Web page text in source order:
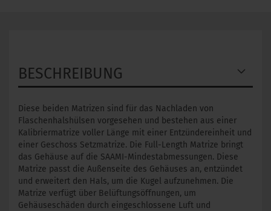
BESCHREIBUNG
Diese beiden Matrizen sind für das Nachladen von
Flaschenhalshülsen vorgesehen und bestehen aus einer
Kalibriermatrize voller Länge mit einer Entzündereinheit und
einer Geschoss Setzmatrize. Die Full-Length Matrize bringt
das Gehäuse auf die SAAMI-Mindestabmessungen. Diese
Matrize passt die Außenseite des Gehäuses an, entzündet
und erweitert den Hals, um die Kugel aufzunehmen. Die
Matrize verfügt über Belüftungsöffnungen, um
Gehäuseschäden durch eingeschlossene Luft und